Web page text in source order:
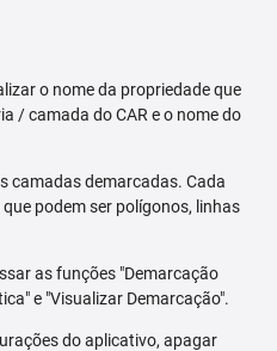
o nome da propriedade que
/ camada do CAR e o nome do
camadas demarcadas. Cada
podem ser polígonos, linhas
as funções "Demarcação
e "Visualizar Demarcação".
do aplicativo, apagar